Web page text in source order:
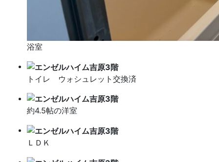
浴室
トイレ ウォシュレット交換済
約4.5帖の洋室
ＬＤＫ